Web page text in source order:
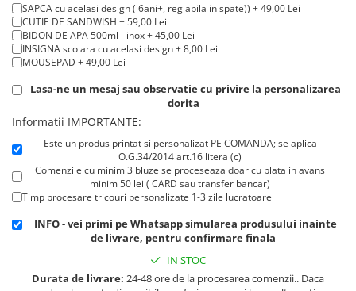
Cadouri pentru CUPLU El & Ea
Cadouri Iubitori de animale
Cadouri GRAVIDE
Cadouri Pensionare
Cadouri Colegi, sefi sau angajati
Cadouri pentru Doctori
Cadouri pentru Sfânta Maria
Martisoare
SAPCA cu acelasi design ( 6ani+, reglabila in spate)) + 49,00 Lei
CUTIE DE SANDWISH + 59,00 Lei
BIDON DE APA 500ml - inox + 45,00 Lei
INSIGNA scolara cu acelasi design + 8,00 Lei
MOUSEPAD + 49,00 Lei
Lasa-ne un mesaj sau observatie cu privire la personalizarea
dorita
Informatii IMPORTANTE:
Este un produs printat si personalizat PE COMANDA; se aplica
O.G.34/2014 art.16 litera (c)
Comenzile cu minim 3 bluze se proceseaza doar cu plata in avans
minim 50 lei ( CARD sau transfer bancar)
Timp procesare tricouri personalizate 1-3 zile lucratoare
INFO - vei primi pe Whatsapp simularea produsului inainte
de livrare, pentru confirmare finala
IN STOC
Durata de livrare: 24-48 ore de la procesarea comenzii.. Daca